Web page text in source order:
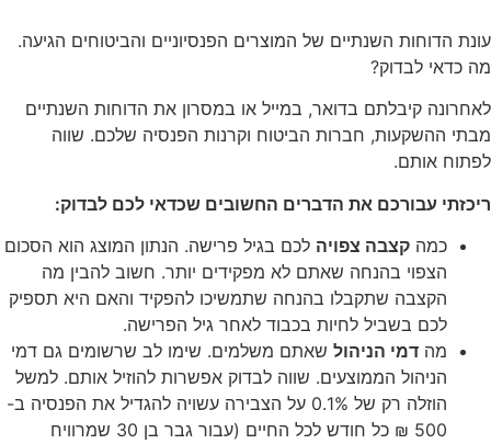
עונת הדוחות השנתיים של המוצרים הפנסיוניים והביטוחים הגיעה.
מה כדאי לבדוק?
לאחרונה קיבלתם בדואר, במייל או במסרון את הדוחות השנתיים
מבתי ההשקעות, חברות הביטוח וקרנות הפנסיה שלכם. שווה
לפתוח אותם.
ריכזתי עבורכם את הדברים החשובים שכדאי לכם לבדוק:
כמה קצבה צפויה לכם בגיל פרישה. הנתון המוצג הוא הסכום
הצפוי בהנחה שאתם לא מפקידים יותר. חשוב להבין מה
הקצבה שתקבלו בהנחה שתמשיכו להפקיד והאם היא תספיק
לכם בשביל לחיות בכבוד לאחר גיל הפרישה.
מה דמי הניהול שאתם משלמים. שימו לב שרשומים גם דמי
הניהול הממוצעים. שווה לבדוק אפשרות להוזיל אותם. למשל
הוזלה רק של 0.1% על הצבירה עשויה להגדיל את הפנסיה ב-
500 ₪ כל חודש לכל החיים (עבור גבר בן 30 שמרוויח